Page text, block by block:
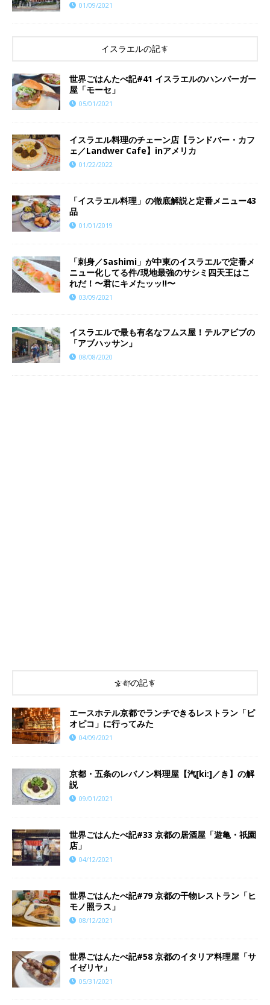
01/09/2021
イスラエルの記事
世界ごはんたべ記#41 イスラエルのハンバーガー
屋「モーセ」
05/01/2021
イスラエル料理のチェーン店【ランドバー・カフ
ェ／Landwer Cafe】inアメリカ
01/22/2022
「イスラエル料理」の徹底解説と定番メニュー43
品
01/01/2019
「刺身／Sashimi」が中東のイスラエルで定番メ
ニュー化してる件/現地最強のサシミ四天王はこ
れだ！〜君にキメたッッ!!〜
03/09/2021
イスラエルで最も有名なフムス屋！テルアビブの
「アブハッサン」
08/08/2020
京都の記事
エースホテル京都でランチできるレストラン「ピ
オピコ」に行ってみた
04/09/2021
京都・五条のレバノン料理屋【汽[ki:]／き】の解
説
09/01/2021
世界ごはんたべ記#33 京都の居酒屋「遊亀・祇園
店」
04/12/2021
世界ごはんたべ記#79 京都の干物レストラン「ヒ
モノ照ラス」
08/12/2021
世界ごはんたべ記#58 京都のイタリア料理屋「サ
イゼリヤ」
05/31/2021